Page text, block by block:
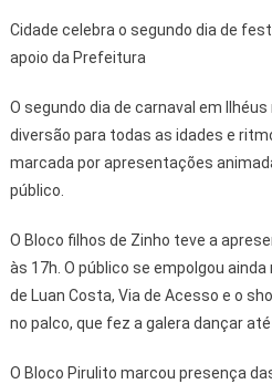
Cidade celebra o segundo dia de
apoio da Prefeitura
O segundo dia de carnaval em
diversão para todas as idades e
marcada por apresentações
público.
O Bloco filhos de Zinho teve a
às 17h. O público se empolgou
de Luan Costa, Via de Acesso e o
no palco, que fez a galera dançar
O Bloco Pirulito marcou presença